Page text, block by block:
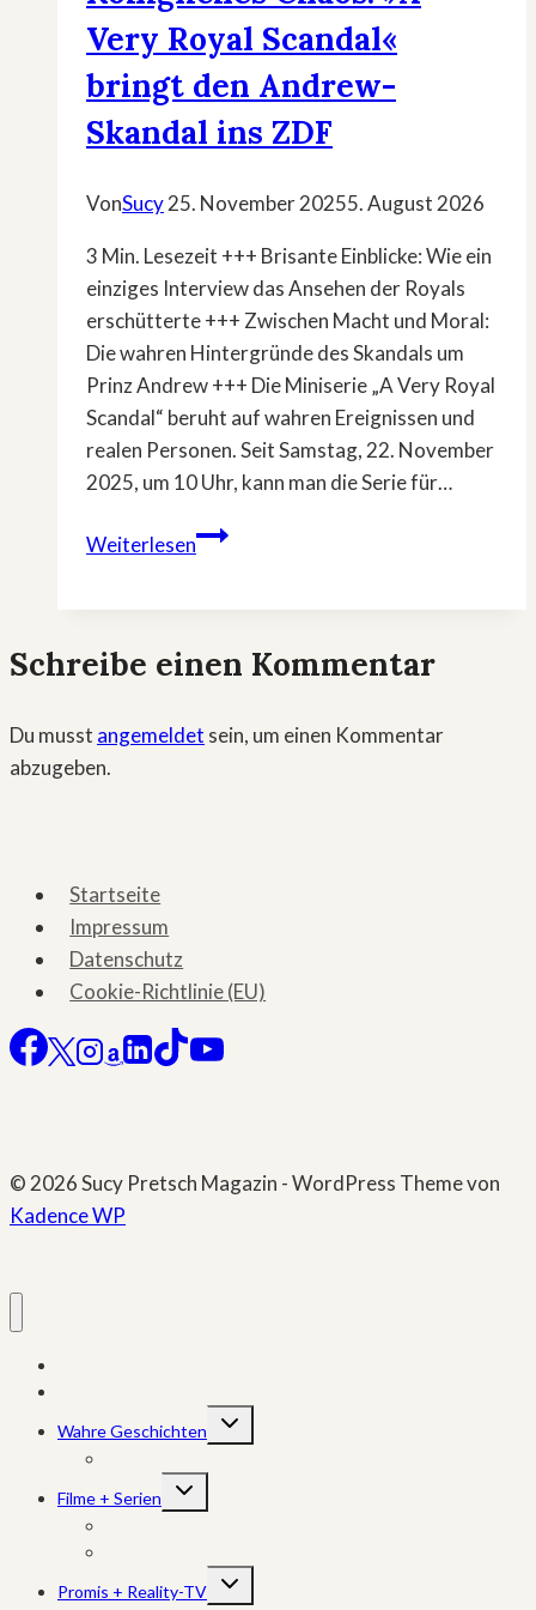
Very Royal Scandal«
bringt den Andrew-
Skandal ins ZDF
VonSucy25. November 20255. August 2026
3 Min. Lesezeit +++ Brisante Einblicke: Wie ein
einziges Interview das Ansehen der Royals
erschütterte +++ Zwischen Macht und Moral:
Die wahren Hintergründe des Skandals um
Prinz Andrew +++ Die Miniserie „A Very Royal
Scandal“ beruht auf wahren Ereignissen und
realen Personen. Seit Samstag, 22. November
2025, um 10 Uhr, kann man die Serie für…
WeiterlesenKönigliches
Royal
bringt
Schreibe einen Kommentar
Du musst angemeldet sein, um einen Kommentar
abzugeben.
Startseite
Impressum
Datenschutz
Cookie-Richtlinie (EU)
© 2026 Sucy Pretsch Magazin - WordPress Theme von
Kadence WP
Wahre Geschichten
Untermenü
umschalten
Filme + Serien
Untermenü
umschalten
Promis + Reality-TV
Untermenü
umschalten